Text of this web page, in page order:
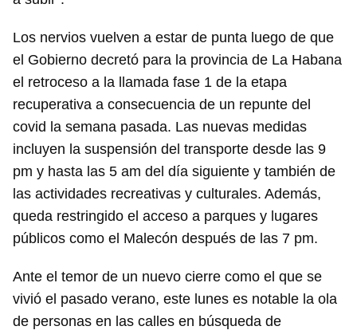
Los nervios vuelven a estar de punta luego de que
el Gobierno decretó para la provincia de La Habana
el retroceso a la llamada fase 1 de la etapa
recuperativa a consecuencia de un repunte del
covid la semana pasada. Las nuevas medidas
incluyen la suspensión del transporte desde las 9
pm y hasta las 5 am del día siguiente y también de
las actividades recreativas y culturales. Además,
queda restringido el acceso a parques y lugares
públicos como el Malecón después de las 7 pm.
Ante el temor de un nuevo cierre como el que se
vivió el pasado verano, este lunes es notable la ola
de personas en las calles en búsqueda de